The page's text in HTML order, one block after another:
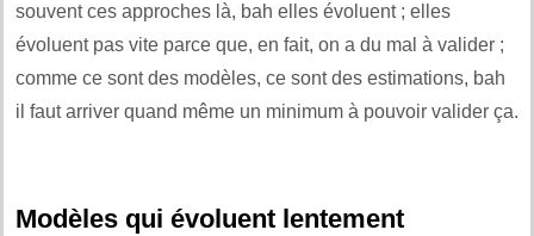
souvent ces approches là, bah elles évoluent ; elles
évoluent pas vite parce que, en fait, on a du mal à valider ;
comme ce sont des modèles, ce sont des estimations, bah
il faut arriver quand même un minimum à pouvoir valider ça.
Modèles qui évoluent lentement